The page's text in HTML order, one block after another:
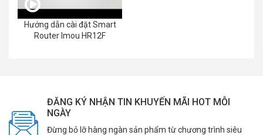
Hướng dẫn cài đặt Smart
Router Imou HR12F
ĐĂNG KÝ NHẬN TIN KHUYẾN MÃI HOT MỖI
NGÀY
Đừng bỏ lỡ hàng ngàn sản phẩm từ chương trình siêu